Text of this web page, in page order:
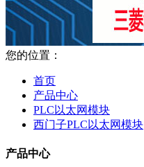
您的位置：
首页
产品中心
PLC以太网模块
西门子PLC以太网模块
产品中心